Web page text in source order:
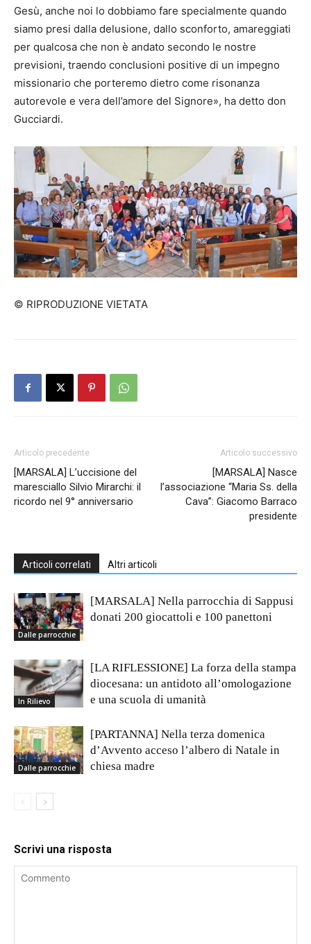
Gesù, anche noi lo dobbiamo fare specialmente quando
siamo presi dalla delusione, dallo sconforto, amareggiati
per qualcosa che non è andato secondo le nostre
previsioni, traendo conclusioni positive di un impegno
missionario che porteremo dietro come risonanza
autorevole e vera dell’amore del Signore», ha detto don
Gucciardi.
© RIPRODUZIONE VIETATA
Articolo precedente
[MARSALA] L’uccisione del
maresciallo Silvio Mirarchi: il
ricordo nel 9° anniversario
Articolo successivo
[MARSALA] Nasce
l’associazione “Maria Ss. della
Cava”: Giacomo Barraco
presidente
Articoli correlati Altri articoli
Dalle parrocchie
[MARSALA] Nella parrocchia di Sappusi
donati 200 giocattoli e 100 panettoni
In Rilievo
[LA RIFLESSIONE] La forza della stampa
diocesana: un antidoto all’omologazione
e una scuola di umanità
Dalle parrocchie
[PARTANNA] Nella terza domenica
d’Avvento acceso l’albero di Natale in
chiesa madre
Scrivi una risposta